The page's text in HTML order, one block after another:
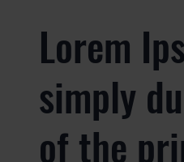
Lorem
simply
of the